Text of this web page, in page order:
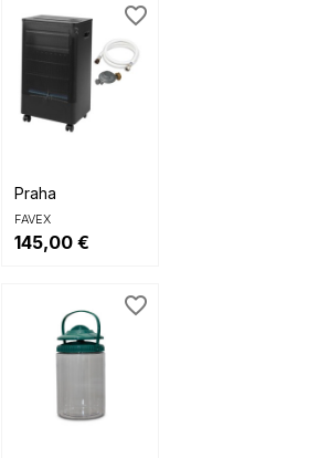
Praha
FAVEX
145,00 €
favorite_border
favorite_border